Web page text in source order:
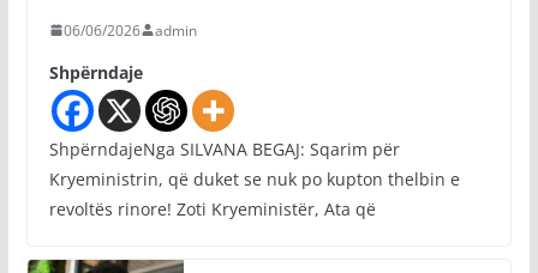
06/06/2026 admin
Shpërndaje
ShpërndajeNga SILVANA BEGAJ: Sqarim për
Kryeministrin, që duket se nuk po kupton thelbin e
revoltës rinore! Zoti Kryeministër, Ata që